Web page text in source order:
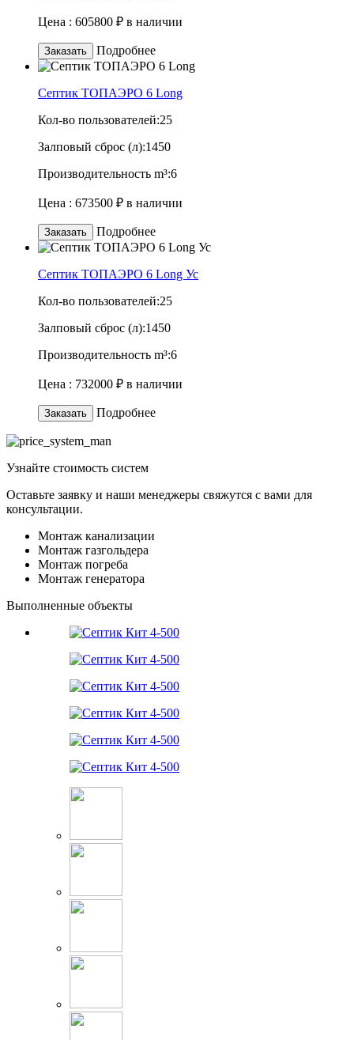
Цена : 605800 ₽ в наличии
Заказать Подробнее
Септик TOПАЭРО 6 Long
Кол-во пользователей:25
Залповый сброс (л):1450
Производительность m³:6
Цена : 673500 ₽ в наличии
Заказать Подробнее
Септик TOПАЭРО 6 Long Ус
Кол-во пользователей:25
Залповый сброс (л):1450
Производительность m³:6
Цена : 732000 ₽ в наличии
Заказать Подробнее
Узнайте стоимость систем
Оставьте заявку и наши менеджеры свяжутся с вами для
консультации.
Монтаж канализации
Монтаж газгольдера
Монтаж погреба
Монтаж генератора
Выполненные объекты